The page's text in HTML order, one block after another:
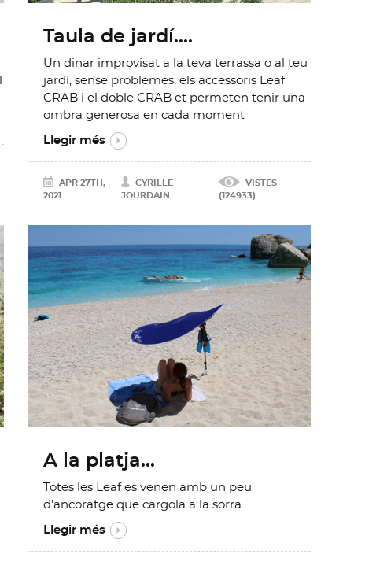
Taula de jardí....
Un dinar improvisat a la teva terrassa o al teu
jardí, sense problemes, els accessoris Leaf
CRAB i el doble CRAB et permeten tenir una
ombra generosa en cada moment
Llegir més
APR 27TH,
2021
CYRILLE
JOURDAIN
VISTES
(124933)
A la platja...
Totes les Leaf es venen amb un peu
d'ancoratge que cargola a la sorra.
Llegir més